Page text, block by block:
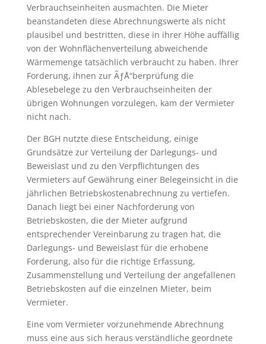
Verbrauchseinheiten ausmachten. Die Mieter
beanstandeten diese Abrechnungswerte als nicht
plausibel und bestritten, diese in ihrer Höhe auffällig
von der Wohnflächenverteilung abweichende
Wärmemenge tatsächlich verbraucht zu haben. Ihrer
Forderung, ihnen zur ÃƒÅ“berprüfung die
Ablesebelege zu den Verbrauchseinheiten der
übrigen Wohnungen vorzulegen, kam der Vermieter
nicht nach.
Der BGH nutzte diese Entscheidung, einige
Grundsätze zur Verteilung der Darlegungs- und
Beweislast und zu den Verpflichtungen des
Vermieters auf Gewährung einer Belegeinsicht in die
jährlichen Betriebskostenabrechnung zu vertiefen.
Danach liegt bei einer Nachforderung von
Betriebskosten, die der Mieter aufgrund
entsprechender Vereinbarung zu tragen hat, die
Darlegungs- und Beweislast für die erhobene
Forderung, also für die richtige Erfassung,
Zusammenstellung und Verteilung der angefallenen
Betriebskosten auf die einzelnen Mieter, beim
Vermieter.
Eine vom Vermieter vorzunehmende Abrechnung
muss eine aus sich heraus verständliche geordnete